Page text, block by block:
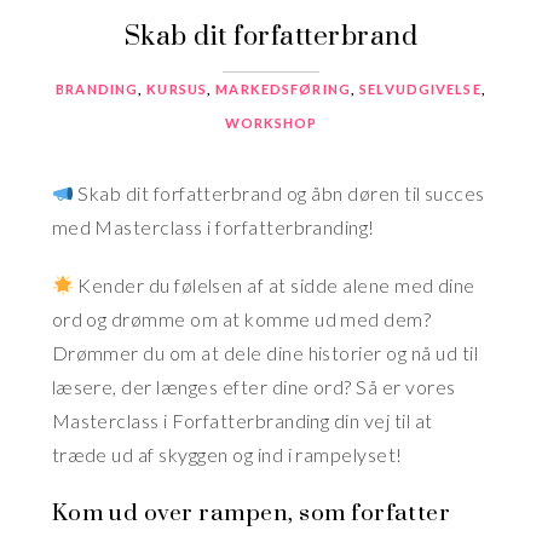
Skab dit forfatterbrand
BRANDING ,KURSUS ,MARKEDSFØRING ,SELVUDGIVELSE
WORKSHOP
Skab dit forfatterbrand og åbn døren til succes
med Masterclass i forfatterbranding!
Kender du følelsen af at sidde alene med dine
ord og drømme om at komme ud med dem?
Drømmer du om at dele dine historier og nå ud til
læsere, der længes efter dine ord? Så er vores
Masterclass i Forfatterbranding din vej til at
træde ud af skyggen og ind i rampelyset!
Kom ud over rampen, som forfatter